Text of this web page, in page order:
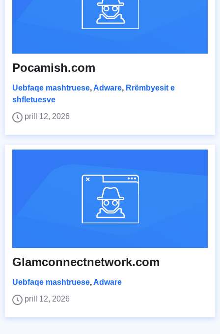
Pocamish.com
Uebfaqe mashtruese, Adware, Rrëmbyesit e
shfletuesve
prill 12, 2026
Glamconnectnetwork.com
Uebfaqe mashtruese, Adware
prill 12, 2026